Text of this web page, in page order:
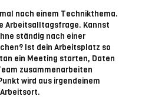
nach einem Technikthema.
Arbeitsalltagsfrage. Kannst
ständig nach einer
Ist dein Arbeitsplatz so
ein Meeting starten, Daten
zusammenarbeiten
wird aus irgendeinem